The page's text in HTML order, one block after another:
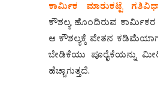
ಕಾರ್ಮಿಕ ಮಾರುಕಟ್ಟೆ
ಕೌಶಲ್ಯ ಹೊಂದಿರುವ ಕಾರ್ಮಿಕರ
ಆ ಕೌಶಲ್ಯಕ್ಕೆ ವೇತನ
ಬೇಡಿಕೆಯು ಪೂರೈಕೆಯನ್ನು
ಹೆಚ್ಚಾಗುತ್ತದೆ.